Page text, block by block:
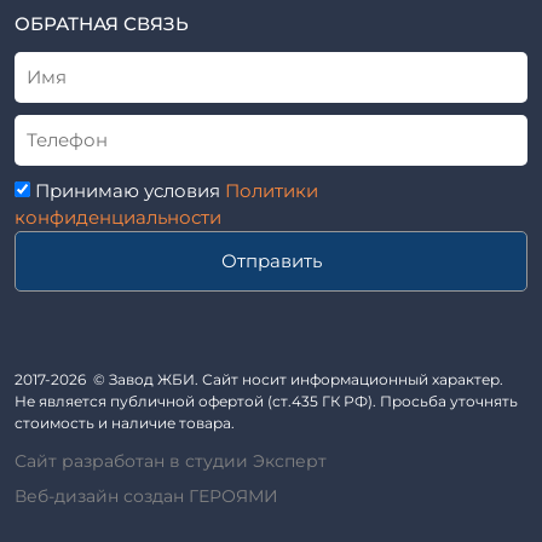
Трубы асбоцементные
Приставки железобетонные (пасынки) Серия 3.407-57 и
ГОСТ 14295-75
Лестничные марши
Автопавильоны
Анкера железобетонные
Балки железобетонные
Блоки железобетонные
Кабины санитарно-технические
Капители колонн
ТУ
Альбом
ОБРАТНАЯ СВЯЗЬ
Принимаю условия Политики
конфиденциальности
Отправить
2017-2026 © Завод ЖБИ. Сайт носит информационный характер.
Не является публичной офертой (ст.435 ГК РФ). Просьба уточнять
стоимость и наличие товара.
Сайт разработан в студии Эксперт
Веб-дизайн создан ГЕРОЯМИ